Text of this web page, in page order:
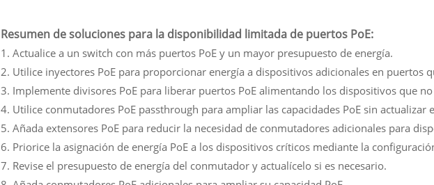
Resumen de soluciones para la disponibilidad limitada de puertos PoE:
1. Actualice a un switch con más puertos PoE y un mayor presupuesto de energía.
2. Utilice inyectores PoE para proporcionar energía a dispositivos adicionales en puertos
3. Implemente divisores PoE para liberar puertos PoE alimentando los dispositivos que
4. Utilice conmutadores PoE passthrough para ampliar las capacidades PoE sin
5. Añada extensores PoE para reducir la necesidad de conmutadores adicionales para
6. Priorice la asignación de energía PoE a los dispositivos críticos mediante la
7. Revise el presupuesto de energía del conmutador y actualícelo si es necesario.